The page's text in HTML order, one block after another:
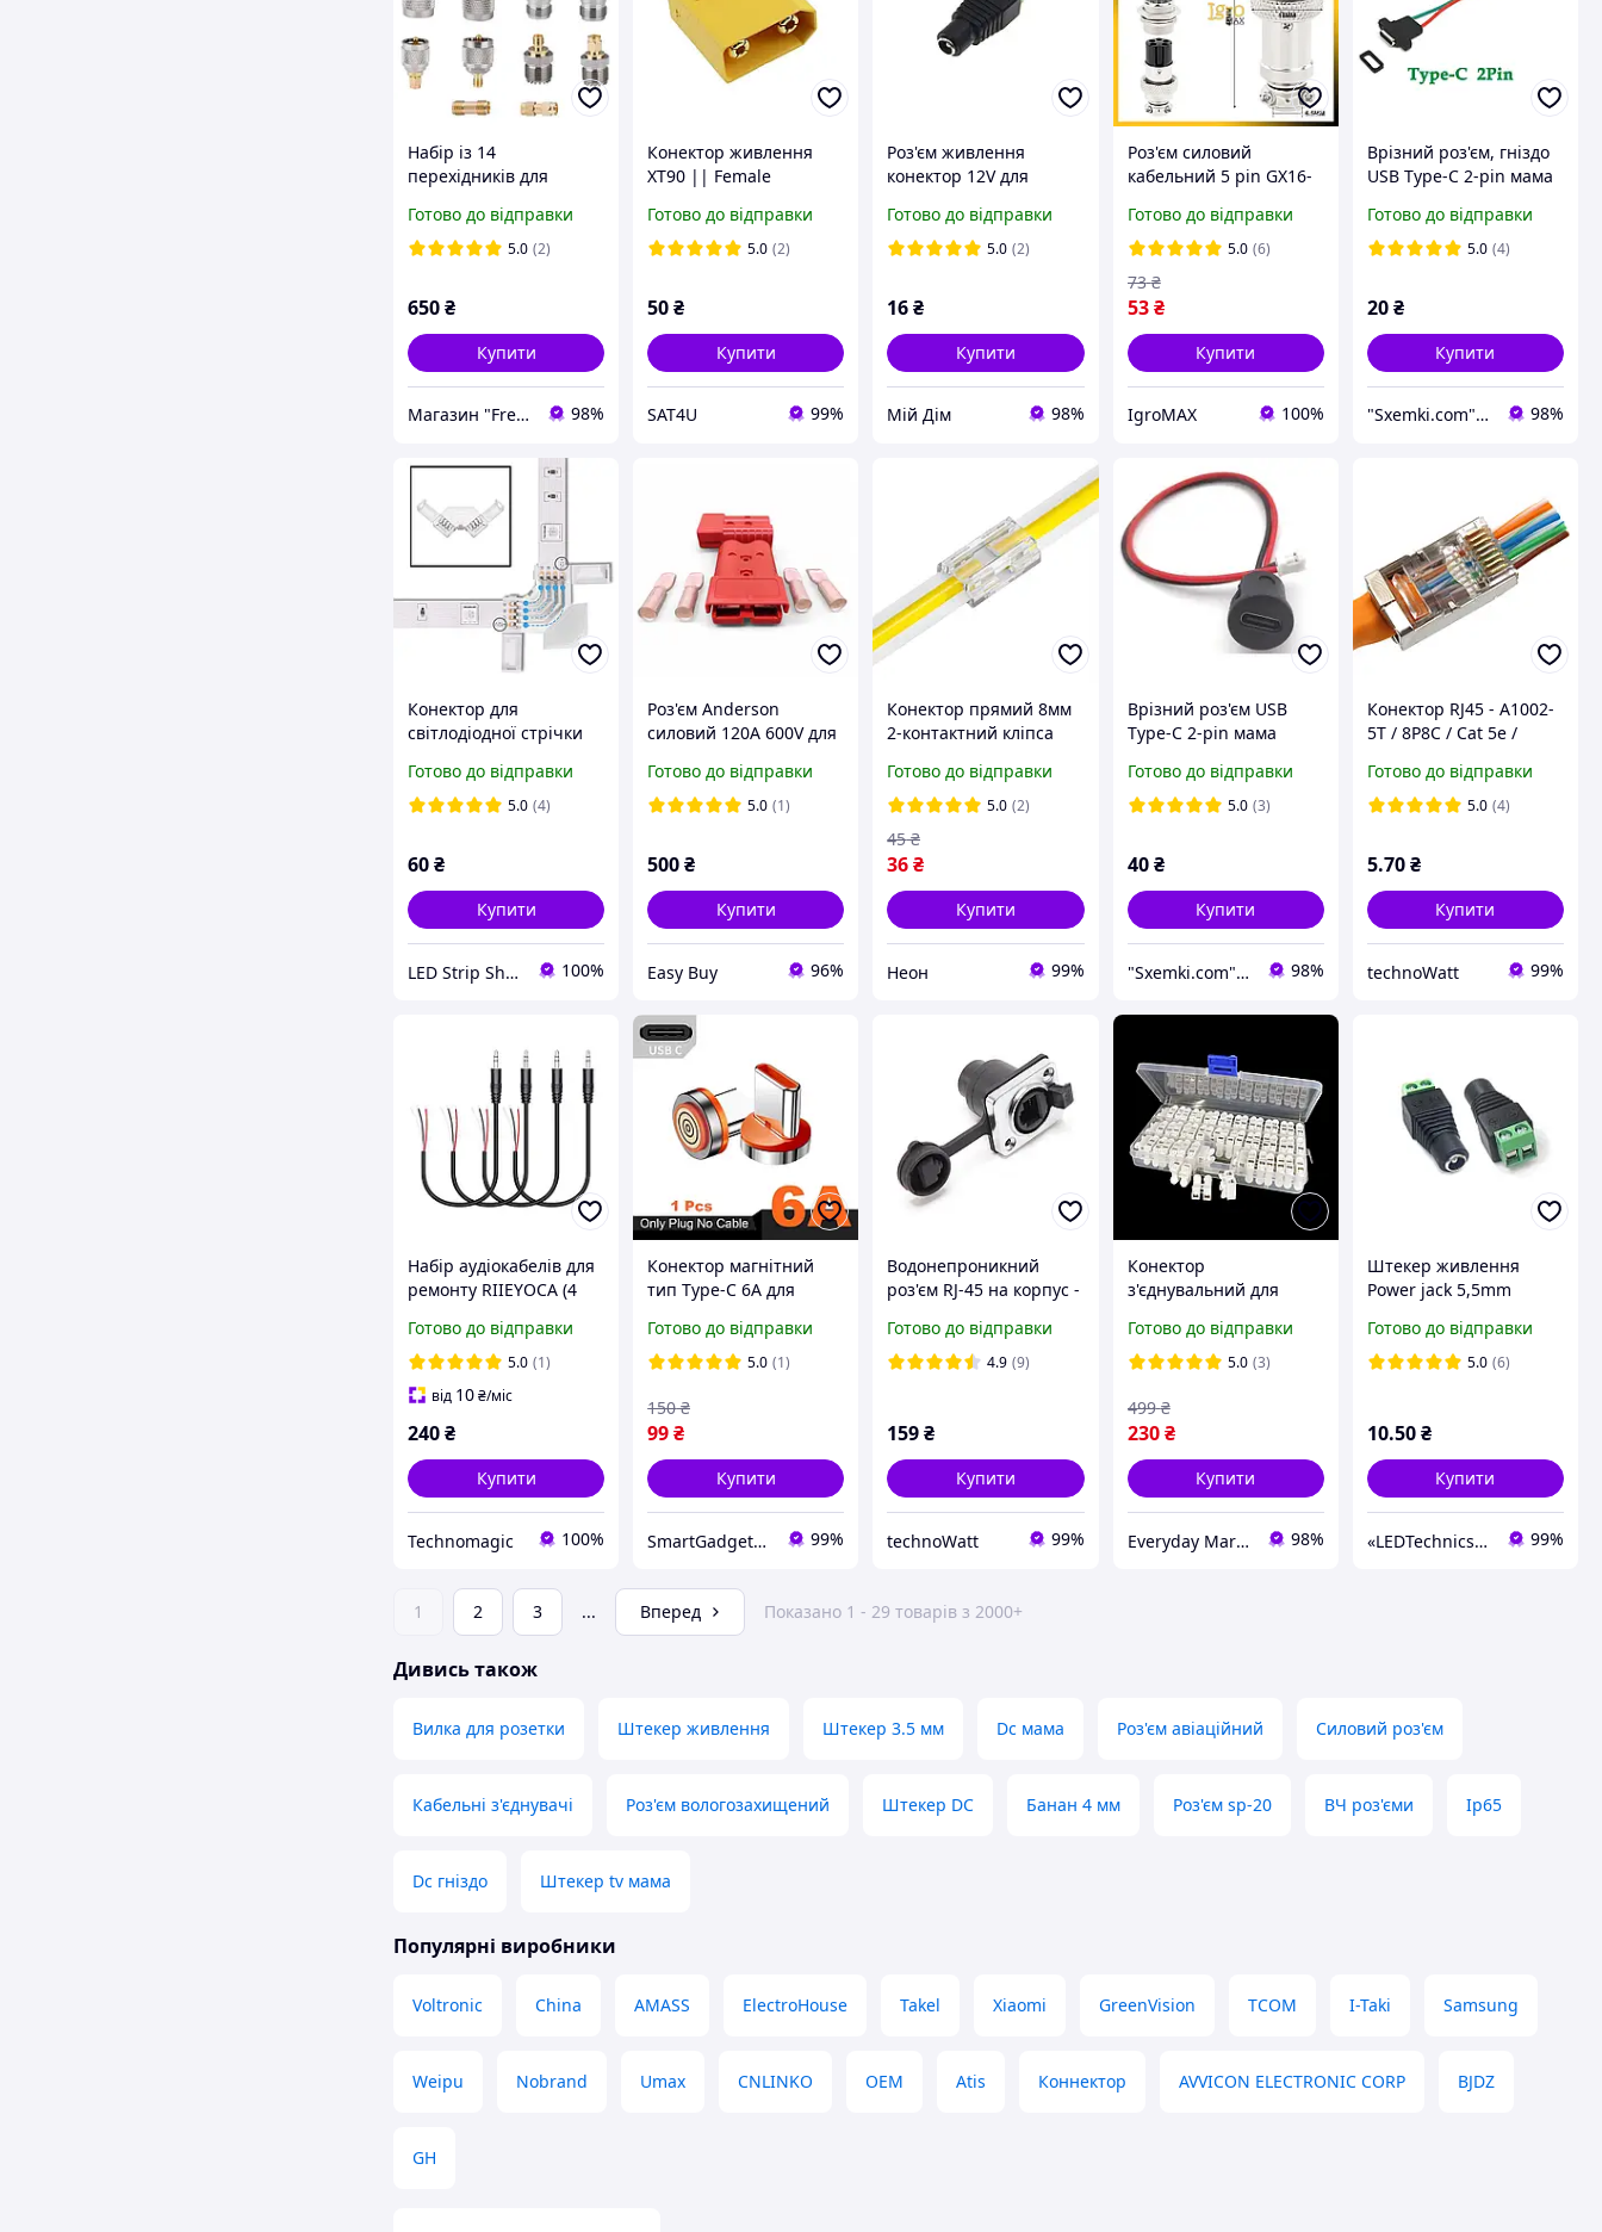
Набір із 14
перехідників для
на SMA BNC N PL259
SO239
Готово до відправки
5.0 (2)
650₴
Купити
Магазин "Freedelivery" 98%
Конектор живлення
XT90 || Female
Готово до відправки
5.0 (2)
50₴
Купити
SAT4U 99%
Роз'єм живлення
конектор 12V для
відеокамери мама
Готово до відправки
5.0 (2)
16₴
Купити
Мій Дім 98%
Роз'єм силовий
кабельний 5 pin GX16-
циліндричний штекер
живлення на 5
контактів тато-мама
Готово до відправки
5.0 (6)
53 ₴
73 ₴
Купити
IgroMAX 100%
Врізний роз'єм, гніздо
USB Type-C 2-pin мама
Готово до відправки
5.0 (4)
20₴
Купити
"Sxemki.com": Електроніка, схеми, модулі! 98%
Конектор для
світлодіодної стрічки
10мм 4pin
Готово до відправки
5.0 (4)
60₴
Купити
LED Strip Shop 100%
Роз'єм Anderson
силовий 120A 600V для
пара червоний
конектор для систем
інверторів
Готово до відправки
5.0 (1)
500₴
Купити
Easy Buy 96%
Конектор прямий 8мм
2-контактний кліпса
світлодіодної стрічки
Готово до відправки
5.0 (2)
36₴
45 ₴
Купити
Неон 99%
Врізний роз'єм USB
Type-C 2-pin мама
Готово до відправки
5.0 (3)
40 ₴
Купити
"Sxemki.com": Електроніка, схеми, модулі! 98%
Конектор RJ45 - A1002-
5T / 8P8C / Cat 5e /
наскрізний
Готово до відправки
5.0 (4)
5.70₴
Купити
technoWatt 99%
Набір аудіокабелів для
ремонту RIIEYOCA (4
(TRS 3-pole) на оголені
дроти, 30 см
Готово до відправки
5.0 (1)
від 10₴/міс
240₴
Купити
Technomagic 100%
Конектор магнітний
тип Type-C 6A для
Конектор-адаптер для
кабелю магнітного 1шт
Готово до відправки
5.0 (1)
99₴
150 ₴
Купити
SmartGadgetUA 99%
Водонепроникний
роз'єм RJ-45 на корпус -
срібний
Готово до відправки
4.9 (9)
159₴
Купити
technoWatt 99%
Конектор
з'єднувальний для
швидкороз'ємні
з'єднання для проводів,
проводів 55пар
Готово до відправки
5.0 (3)
230 ₴
499 ₴
Купити
Everyday Market 98%
Штекер живлення
Power jack 5,5mm
світлодіодної стрічки
та блоків живлення
Готово до відправки
5.0 (6)
10.50₴
Купити
«LEDTechnics»-інтернет-магазин 99%
1 2 3 ... Вперед Показано 1 - 29 товарів з 2000+
Дивись також
Вилка для розетки Штекер живлення Штекер 3.5 мм Dc мама Роз'єм авіаційний Силовий роз'єм
Кабельні з'єднувачі Роз'єм вологозахищений Штекер DC Банан 4 мм Роз'єм sp-20 ВЧ роз'єми Ip65
Dc гніздо Штекер tv мама
Популярні виробники
Voltronic China AMASS ElectroHouse Takel Xiaomi GreenVision TCOM I-Taki Samsung
Weipu Nobrand Umax CNLINKO OEM Atis Коннектор AVVICON ELECTRONIC CORP BJDZ
GH